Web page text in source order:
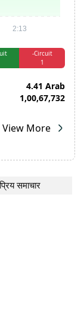
समाचार